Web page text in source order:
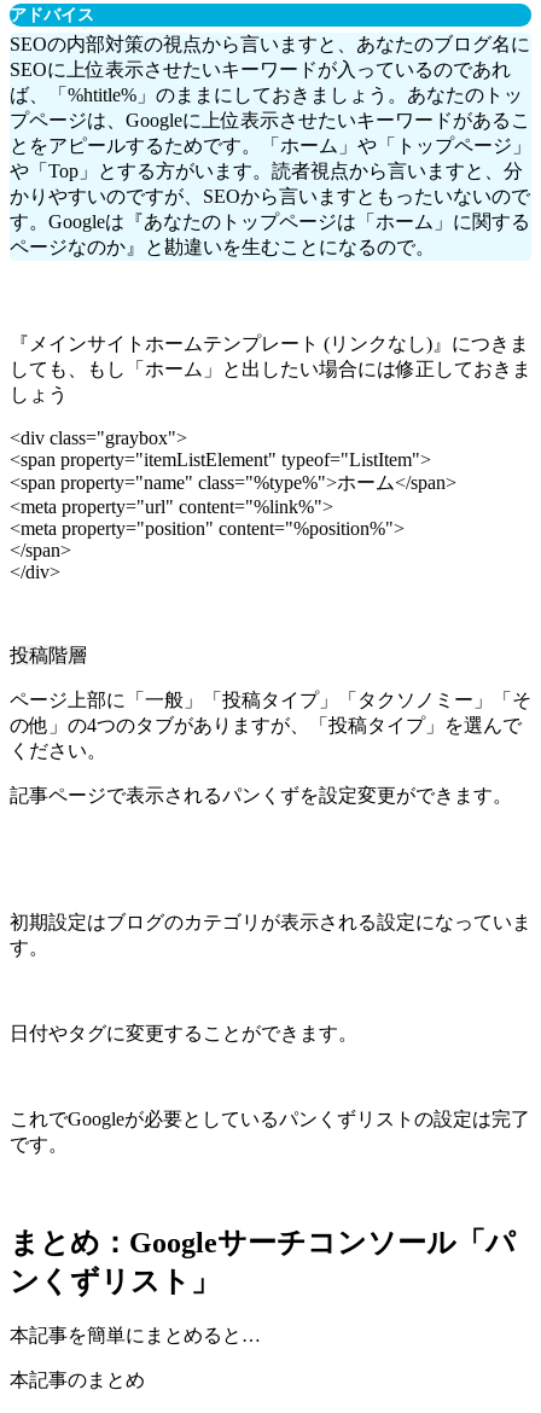
アドバイス
SEOの内部対策の視点から言いますと、あなたのブログ名に
SEOに上位表示させたいキーワードが入っているのであれ
ば、「%htitle%」のままにしておきましょう。あなたのトッ
プページは、Googleに上位表示させたいキーワードがあるこ
とをアピールするためです。「ホーム」や「トップページ」
や「Top」とする方がいます。読者視点から言いますと、分
かりやすいのですが、SEOから言いますともったいないので
す。Googleは『あなたのトップページは「ホーム」に関する
ページなのか』と勘違いを生むことになるので。
『メインサイトホームテンプレート (リンクなし)』につきま
しても、もし「ホーム」と出したい場合には修正しておきま
しょう
<div class="graybox">
<span property="itemListElement" typeof="ListItem">
<span property="name" class="%type%">ホーム</span>
<meta property="url" content="%link%">
<meta property="position" content="%position%">
</span>
</div>
投稿階層
ページ上部に「一般」「投稿タイプ」「タクソノミー」「そ
の他」の4つのタブがありますが、「投稿タイプ」を選んで
ください。
記事ページで表示されるパンくずを設定変更ができます。
初期設定はブログのカテゴリが表示される設定になっていま
す。
日付やタグに変更することができます。
これでGoogleが必要としているパンくずリストの設定は完了
です。
まとめ：Googleサーチコンソール「パ
ンくずリスト」
本記事を簡単にまとめると…
本記事のまとめ